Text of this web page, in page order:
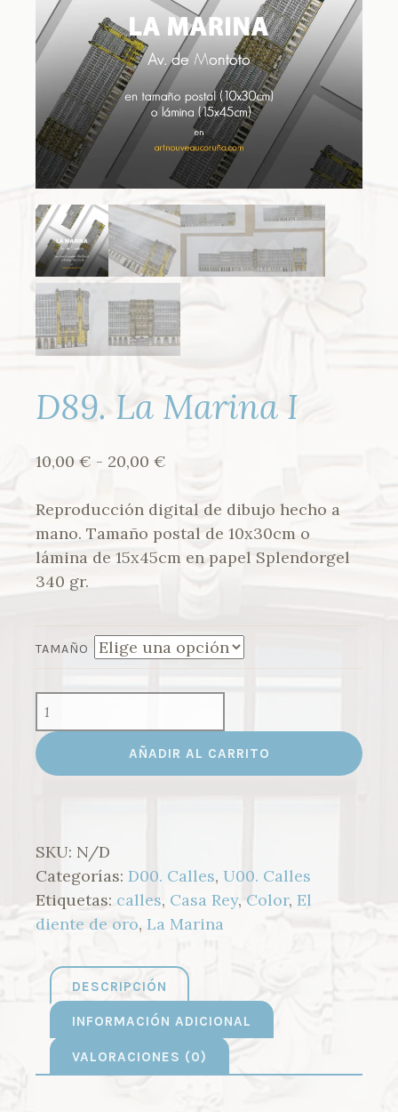
D89. La Marina I
10,00 € - 20,00 €
precios:
desde
10,00 €
Reproducción digital de dibujo hecho a
mano. Tamaño postal de 10x30cm o
lámina de 15x45cm en papel Splendorgel
340 gr.
TAMAÑO
LA
MARINA
I
CANTIDAD
AÑADIR AL CARRITO
SKU: N/D
Categorías: D00. Calles, U00. Calles
Etiquetas: calles, Casa Rey, Color, El
diente de oro, La Marina
DESCRIPCIÓN
INFORMACIÓN ADICIONAL
VALORACIONES (0)